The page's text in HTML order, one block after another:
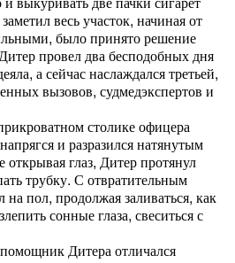
весь участок, начиная от
было принято решение
провел два бесподобных дня
а сейчас наслаждался третьей,
вызовов, судмедэкспертов и
столике офицера
и разразился натянутым
глаз, Дитер протянул
трубку. С отвратительным
на пол, продолжая заливаться, как
сонные глаза, свеситься с
Дитера отличался